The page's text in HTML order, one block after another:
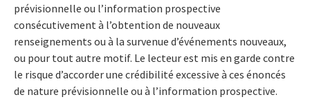
prévisionnelle ou l’information prospective
consécutivement à l’obtention de nouveaux
renseignements ou à la survenue d’événements nouveaux,
ou pour tout autre motif. Le lecteur est mis en garde contre
le risque d’accorder une crédibilité excessive à ces énoncés
de nature prévisionnelle ou à l’information prospective.